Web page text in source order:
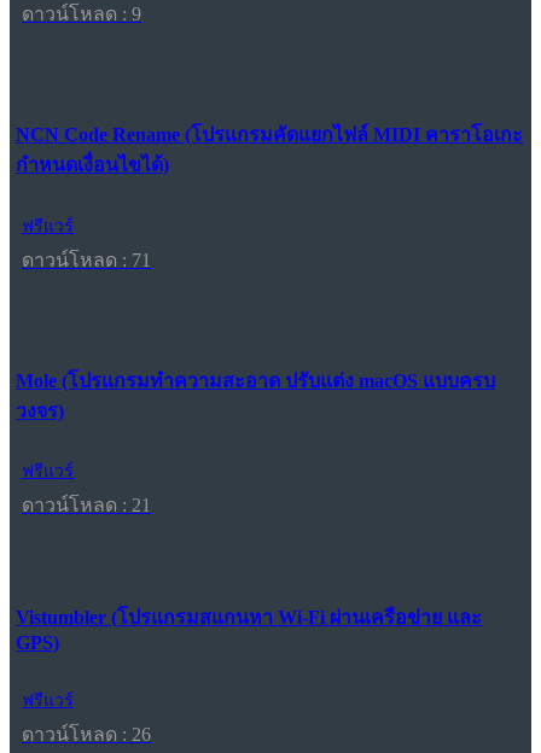
ดาวน์โหลด : 9
NCN Code Rename (โปรแกรมคัดแยกไฟล์ MIDI คาราโอเกะ
กำหนดเงื่อนไขได้)
ฟรีแวร์
ดาวน์โหลด : 71
Mole (โปรแกรมทำความสะอาด ปรับแต่ง macOS แบบครบ
วงจร)
ฟรีแวร์
ดาวน์โหลด : 21
Vistumbler (โปรแกรมสแกนหา Wi-Fi ผ่านเครือข่าย และ
GPS)
ฟรีแวร์
ดาวน์โหลด : 26